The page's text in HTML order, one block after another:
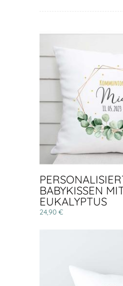
BABYKISSEN
EUKALYPTUS
24,90 €